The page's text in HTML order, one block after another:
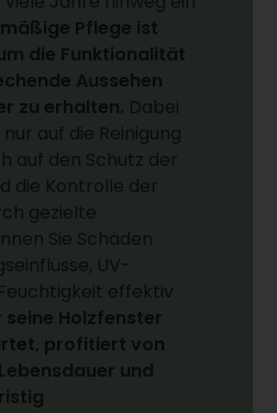
Pflege ist
die Funktionalität
Aussehen
zu erhalten. Dabei
auf die Reinigung
auf den Schutz der
die Kontrolle der
gezielte
Sie Schäden
UV-
effektiv
seine Holzfenster
profitiert von
und